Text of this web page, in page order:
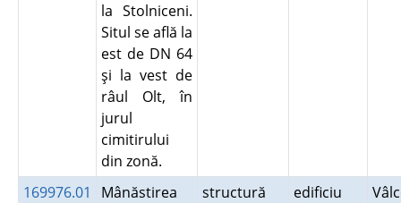
la Stolniceni.
Situl se află la
est de DN 64
şi la vest de
râul Olt, în
jurul
cimitirului
din zonă.
169976.01
Mânăstirea
structură
edificiu